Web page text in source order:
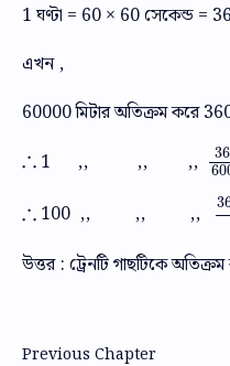
1 ঘণ্টা = 60 × 60 সেকেন্ড =
এখন ,
60000 মিটার অতিক্রম করে
∴
∴1 ,, ,, ,,
∴
∴100 ,, ,, ,,
উত্তর : ট্রেনটি গাছটিকে